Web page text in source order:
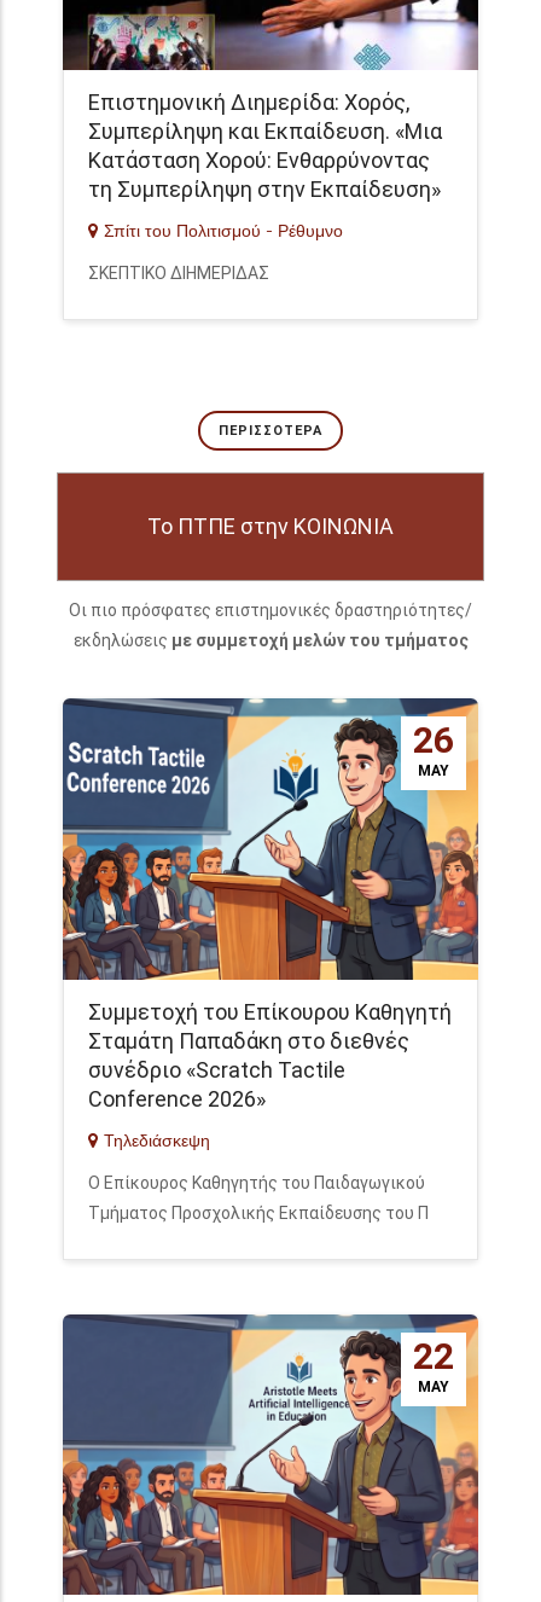
Επιστημονική Διημερίδα: Χορός,
Συμπερίληψη και Εκπαίδευση. «Μια
Κατάσταση Χορού: Ενθαρρύνοντας
τη Συμπερίληψη στην Εκπαίδευση»
Σπίτι του Πολιτισμού - Ρέθυμνο
ΣΚΕΠΤΙΚΟ ΔΙΗΜΕΡΙΔΑΣ
ΠΕΡΙΣΣΌΤΕΡΑ
Το ΠΤΠΕ στην ΚΟΙΝΩΝΙΑ
Οι πιο πρόσφατες επιστημονικές δραστηριότητες/
εκδηλώσεις με συμμετοχή μελών του τμήματος
26
MAY
Συμμετοχή του Επίκουρου Καθηγητή
Σταμάτη Παπαδάκη στο διεθνές
συνέδριο «Scratch Tactile
Conference 2026»
Τηλεδιάσκεψη
Ο Επίκουρος Καθηγητής του Παιδαγωγικού
Τμήματος Προσχολικής Εκπαίδευσης του Π
22
MAY